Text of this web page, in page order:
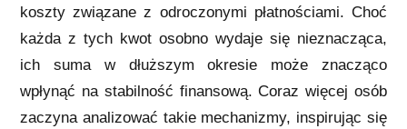
koszty związane z odroczonymi płatnościami. Choć
każda z tych kwot osobno wydaje się nieznacząca,
ich suma w dłuższym okresie może znacząco
wpłynąć na stabilność finansową. Coraz więcej osób
zaczyna analizować takie mechanizmy, inspirując się